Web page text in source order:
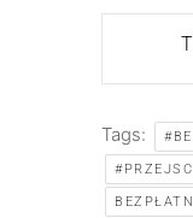
Tags: